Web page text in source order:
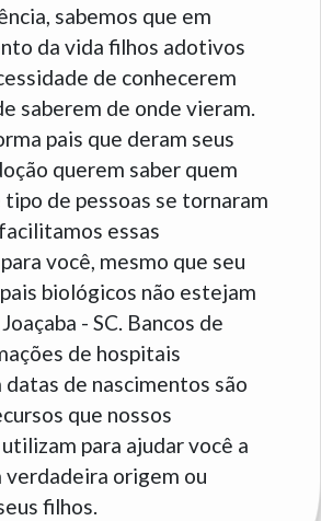
sabemos que em
da vida filhos adotivos
de conhecerem
saberem de onde vieram.
pais que deram seus
querem saber quem
tipo de pessoas se tornaram
essas
você, mesmo que seu
biológicos não estejam
- SC. Bancos de
de hospitais
datas de nascimentos são
que nossos
para ajudar você a
verdadeira origem ou
filhos.